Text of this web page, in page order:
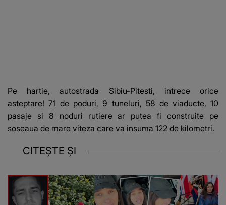
Pe hartie, autostrada Sibiu-Pitesti, intrece orice
asteptare! 71 de poduri, 9 tuneluri, 58 de viaducte, 10
pasaje si 8 noduri rutiere ar putea fi construite pe
soseaua de mare viteza care va insuma 122 de kilometri.
CITEȘTE ȘI